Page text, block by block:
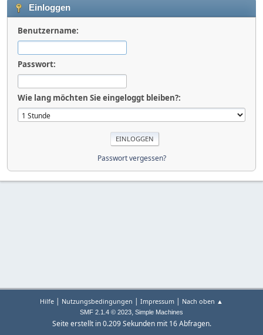
Einloggen
Benutzername:
Passwort:
Wie lang möchten Sie eingeloggt bleiben?:
Passwort vergessen?
Hilfe | Nutzungsbedingungen | Impressum | Nach oben ▲
SMF 2.1.4 © 2023, Simple Machines
Seite erstellt in 0.209 Sekunden mit 16 Abfragen.